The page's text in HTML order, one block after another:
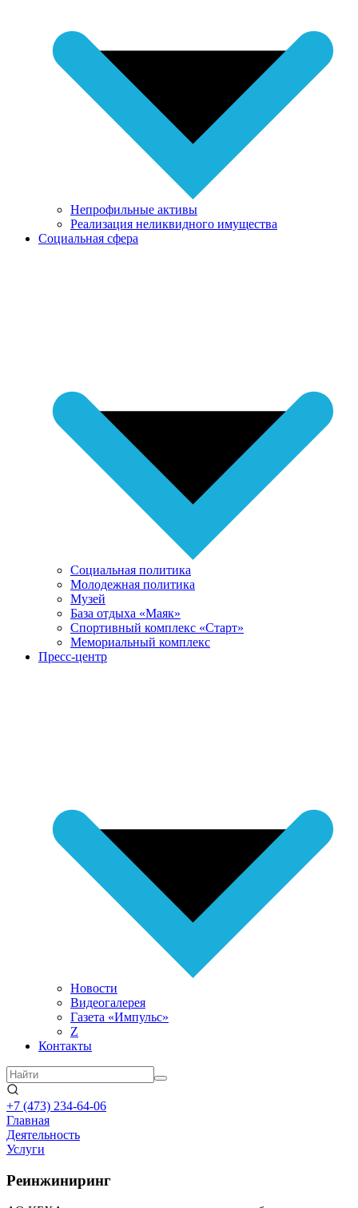
Непрофильные активы
Реализация неликвидного имущества
Социальная сфера
Социальная политика
Молодежная политика
Музей
База отдыха «Маяк»
Спортивный комплекс «Старт»
Мемориальный комплекс
Пресс-центр
Новости
Видеогалерея
Газета «Импульс»
Z
Контакты
+7 (473) 234-64-06
Главная
Деятельность
Услуги
Реинжиниринг